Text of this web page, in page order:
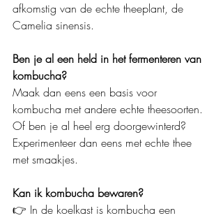
afkomstig van de echte theeplant, de
Camelia sinensis.
Ben je al een held in het fermenteren van
kombucha?
Maak dan eens een basis voor
kombucha met andere echte theesoorten.
Of ben je al heel erg doorgewinterd?
Experimenteer dan eens met echte thee
met smaakjes.
Kan ik kombucha bewaren?
👉 In de koelkast is kombucha een